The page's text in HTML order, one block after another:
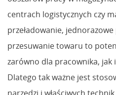
centrach logistycznych czy
przeładowanie,
przesuwanie towaru to
zarówno dla pracownika, jak
Dlatego tak ważne jest